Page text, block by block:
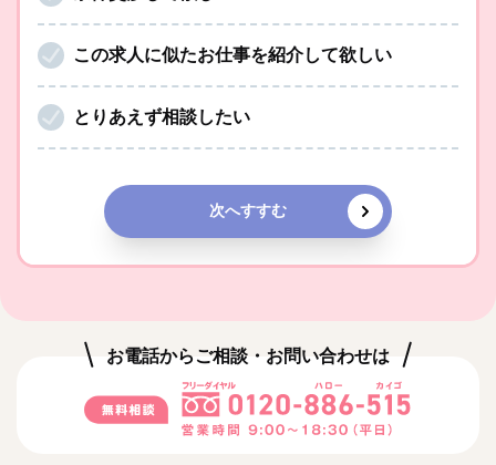
この求人に似たお仕事を紹介して欲しい
とりあえず相談したい
次へすすむ
お電話からご相談・お問い合わせは